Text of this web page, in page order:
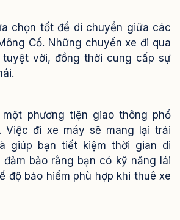
chọn tốt để di chuyển giữa các
Cổ. Những chuyến xe đi qua
tuyệt vời, đồng thời cung cấp sự
phương tiện giao thông phổ
Việc đi xe máy sẽ mang lại trải
giúp bạn tiết kiệm thời gian di
đảm bảo rằng bạn có kỹ năng lái
độ bảo hiểm phù hợp khi thuê xe